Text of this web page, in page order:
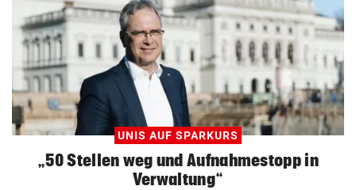
UNIS AUF SPARKURS
„50 Stellen weg und Aufnahmestopp in
Verwaltung“